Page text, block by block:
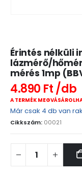
Érintés nélküli
lázmérő/
mérés 1mp
4.890 Ft
A TERMÉK
Már csak 4 db van
Cikkszám: 00021